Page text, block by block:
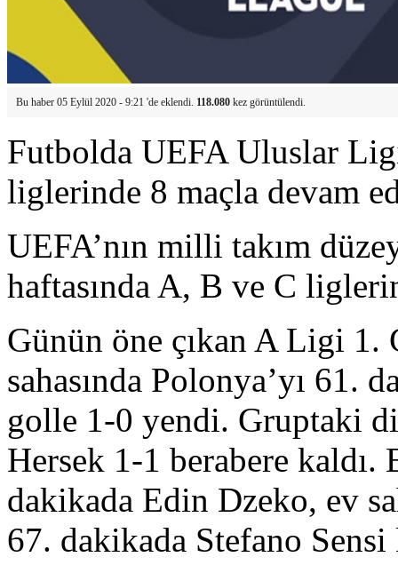
Bu haber 05 Eylül 2020 - 9:21 'de eklendi. 118.080 kez görüntülendi.
Futbolda UEFA Uluslar
liglerinde 8 maçla devam
UEFA’nın milli takım
haftasında A, B ve C
Günün öne çıkan A Ligi 1.
sahasında Polonya’yı 61.
golle 1-0 yendi. Gruptaki
Hersek 1-1 berabere
dakikada Edin Dzeko, ev
67. dakikada Stefano